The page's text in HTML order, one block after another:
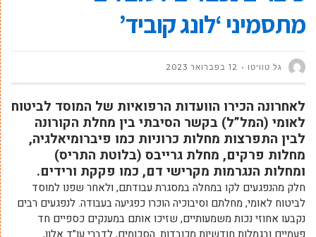
מתסמיני ‘לונג קוביד’
גל טוויטו 12 בפברואר 2023
לאחרונה הכירו הוועדות הרפואיות של המוסד לביטוח
לאומי (המל”ל) בקשר הסיבתי בין מחלת הקורונה
לבין התפרצות מחלות כרוניות כמו פיברומיאלגיה,
מחלות פרקים, מחלת גרייבס (בלוטת התריס)
ומחלות הנגרמות מקרישי דם, כמו פקקת ורידים.
חלק מהנפגעים לקו במחלה במסגרת עבודתם, ולאחר שפנו למוסד
לביטוח לאומי, מחלתם וסיבוכיה הוכרו כפגיעה בעבודה. לנפגעים רבים
נקבעו אחוזי נכות משמעותיים, שזיכו אותם במענקים כספיים חד